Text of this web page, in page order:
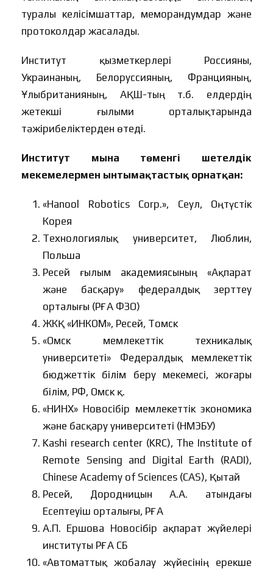
туралы келісімшаттар, меморандумдар және
протоколдар жасалады.
Институт қызметкерлері Россияны,
Украинаның, Белоруссияның, Францияның,
Ұлыбританияның, АҚШ-тың т.б. елдердің
жетекші ғылыми орталықтарында
тәжірибеліктерден өтеді.
Институт мына төменгі шетелдік
мекемелермен ынтымақтастық орнатқан:
«Hanool Robotics Corp.», Сеул, Оңтүстік
Корея
Технологиялық университет, Люблин,
Польша
Ресей ғылым академиясының «Ақпарат
және басқару» федералдық зерттеу
орталығы (РҒА ФЗО)
ЖКҚ «ИНКОМ», Ресей, Томск
«Омск мемлекеттік техникалық
университеті» Федералдық мемлекеттік
бюджеттік білім беру мекемесі, жоғары
білім, РФ, Омск қ.
«НИНХ» Новосібір мемлекеттік экономика
және басқару университеті (НМЭБУ)
Kashi research center (KRC), The Institute of
Remote Sensing and Digital Earth (RADI),
Chinese Academy of Sciences (CAS), Қытай
Ресей, Дородницын А.А. атындағы
Есептеуіш орталығы, РҒА
А.П. Ершова Новосібір ақпарат жүйелері
институты РҒА СБ
«Автоматтық жобалау жүйесінің ерекше